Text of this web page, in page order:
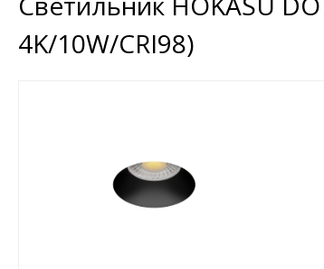
4K/10W/CRI98)